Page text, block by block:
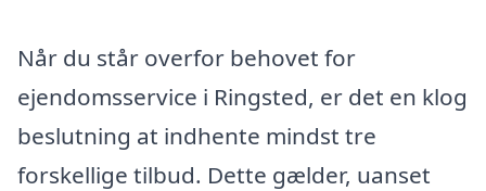
Når du står overfor behovet for
ejendomsservice i Ringsted, er det en klog
beslutning at indhente mindst tre
forskellige tilbud. Dette gælder, uanset